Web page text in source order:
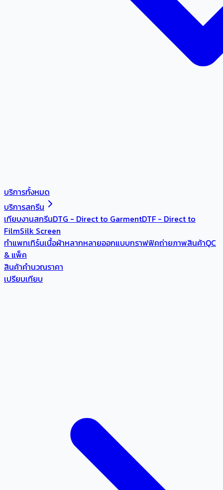
บริการทั้งหมด
บริการสกรีน
เทียบงานสกรีนDTG - Direct to GarmentDTF - Direct to
FilmSilk Screen
ทำแพทเทิร์นเนื้อผ้าหลากหลายออกแบบกราฟฟิคถ่ายภาพสินค้าQC
& แพ็ค
สินค้าคำนวณราคา
เปรียบเทียบ